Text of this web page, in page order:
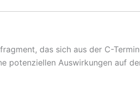
das sich aus der C-
potenziellen Auswirkungen auf